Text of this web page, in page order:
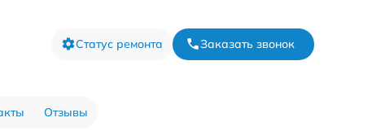
Статус ремонта Заказать звонок
Отзывы